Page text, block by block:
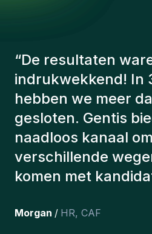
“De consultants
hebben altijd
met een aantal
juiste kandidaten
De kandidaten die
aangeworven,
bij ons en
team hebben